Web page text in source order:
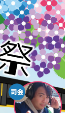
影支援・
MICE
ィルムコミ
ション